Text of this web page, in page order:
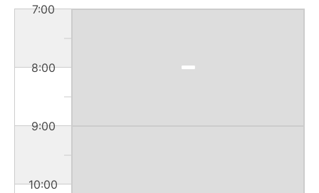
7:00
8:00
9:00
10:00